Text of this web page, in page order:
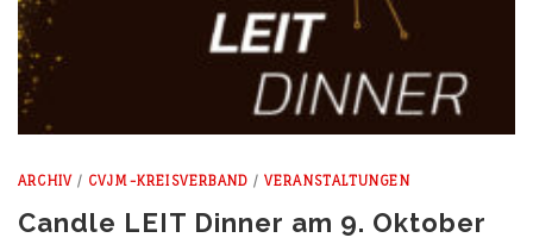
ARCHIV / CVJM-KREISVERBAND / VERANSTALTUNGEN
Candle LEIT Dinner am 9. Oktober